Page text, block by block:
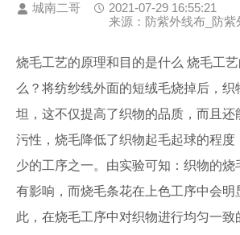
城南二哥
2021-07-29 16:55:21
来源：防紫外线布_防紫
烧毛工艺的原理和目的是什么 烧毛工
么？将纺纱线外面的短绒毛烧掉后，织
坦，这不仅提高了织物的品质，而且还
污性，烧毛降低了织物起毛起球的程度
少的工序之一。由实验可知：织物的烧
有影响，而烧毛条花在上色工序中会明
此，在烧毛工序中对织物进行均匀一致